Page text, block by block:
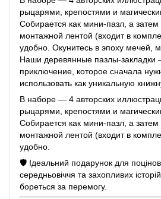
рыцарями, крепостями и
Собирается как мини-пазл, а затем
монтажной лентой (входит в
удобно. Окунитесь в эпоху мечей,
Наши деревянные пазлы-закладки
приключение, которое сначала
использовать как уникальную
В наборе — 4 авторских
рыцарями, крепостями и
Собирается как мини-пазл, а затем
монтажной лентой (входит в
удобно.
🛡️ Ідеальний подарунок для
середньовіччя та захопливих
бореться за перемогу.